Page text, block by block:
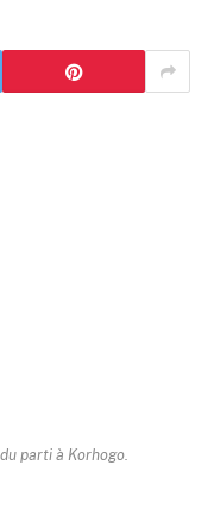
parti à Korhogo.